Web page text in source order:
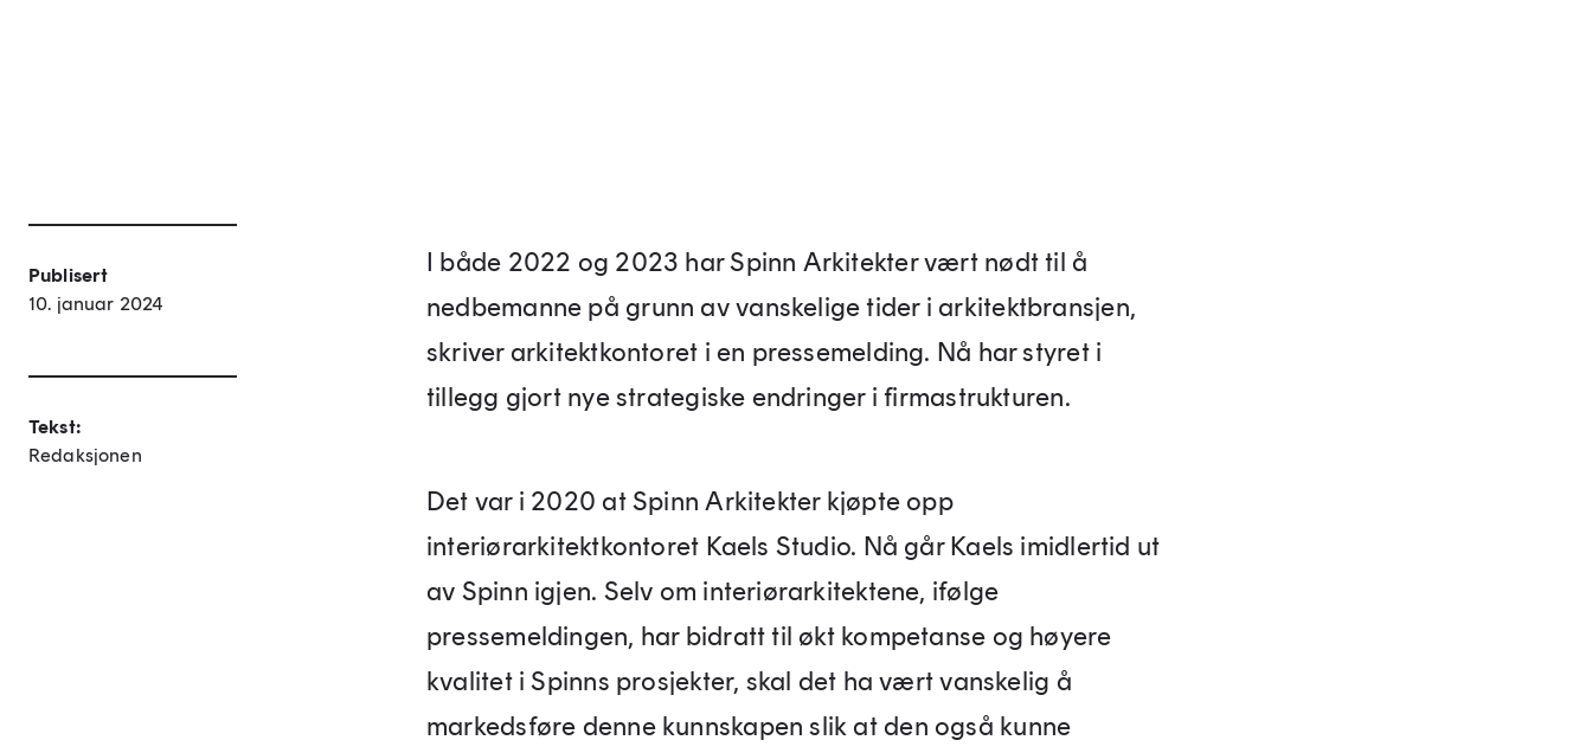
Publisert
10. januar 2024
Tekst:
Redaksjonen
I både 2022 og 2023 har Spinn Arkitekter vært nødt til å
nedbemanne på grunn av vanskelige tider i arkitektbransjen,
skriver arkitektkontoret i en pressemelding. Nå har styret i
tillegg gjort nye strategiske endringer i firmastrukturen.
Det var i 2020 at Spinn Arkitekter kjøpte opp
interiørarkitektkontoret Kaels Studio. Nå går Kaels imidlertid ut
av Spinn igjen. Selv om interiørarkitektene, ifølge
pressemeldingen, har bidratt til økt kompetanse og høyere
kvalitet i Spinns prosjekter, skal det ha vært vanskelig å
markedsføre denne kunnskapen slik at den også kunne